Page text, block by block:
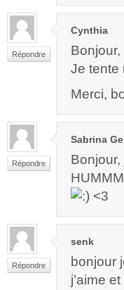
Répondre
Cynthia
Je tente
Merci,
Répondre
Sabrina
<3
Répondre
senk
bonjour
j’aime